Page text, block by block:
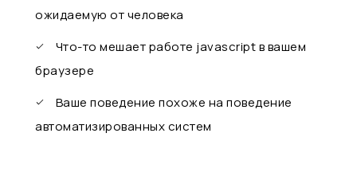
ожидаемую от человека
Что-то мешает работе javascript в вашем
браузере
Ваше поведение похоже на поведение
автоматизированных систем